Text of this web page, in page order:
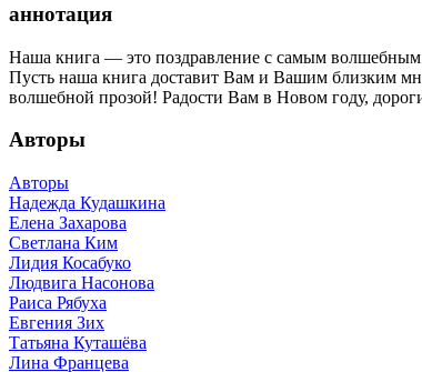
аннотация
Наша книга — это поздравление с самым
Пусть наша книга доставит Вам и Вашим близким
волшебной прозой! Радости Вам в Новом году,
Авторы
Авторы
Надежда Кудашкина
Елена Захарова
Светлана Ким
Лидия Косабуко
Людвига Насонова
Раиса Рябуха
Евгения Зих
Татьяна Куташёва
Лина Францева